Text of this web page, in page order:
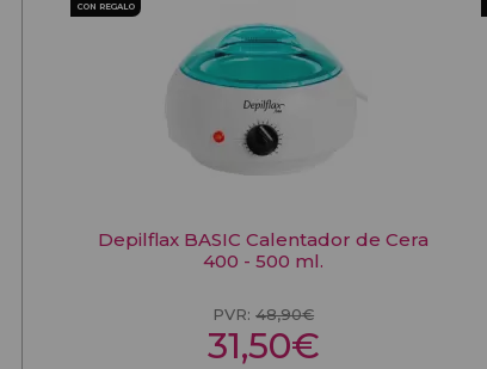
CON REGALO
Depilflax BASIC Calentador de Cera
400 - 500 ml.
PVR:48,90€
31,50€